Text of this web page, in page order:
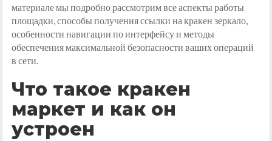
материале мы подробно рассмотрим все аспекты работы
площадки, способы получения ссылки на кракен зеркало,
особенности навигации по интерфейсу и методы
обеспечения максимальной безопасности ваших операций
в сети.
Что такое кракен
маркет и как он
устроен